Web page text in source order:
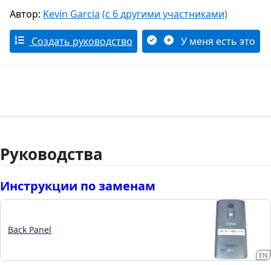
Автор: Kevin Garcia (с 6 другими участниками)
Создать руководство У меня есть это
Руководства
Инструкции по заменам
Back Panel
EN